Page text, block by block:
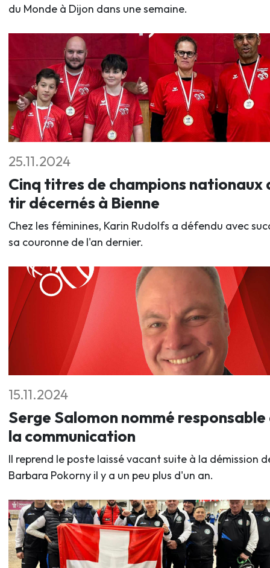
du Monde à Dijon dans une semaine.
25.11.2024
Cinq titres de champions nationaux
tir décernés à Bienne
Chez les féminines, Karin Rudolfs a défendu avec
sa couronne de l'an dernier.
15.11.2024
Serge Salomon nommé responsable
la communication
Il reprend le poste laissé vacant suite à la démission
Barbara Pokorny il y a un peu plus d'un an.